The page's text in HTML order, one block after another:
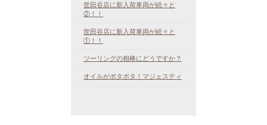
世田谷店に新入荷車両が続々と
②！！
世田谷店に新入荷車両が続々と
①！！
ツーリングの相棒にどうですか？
オイルがポタポタ！マジェスティ